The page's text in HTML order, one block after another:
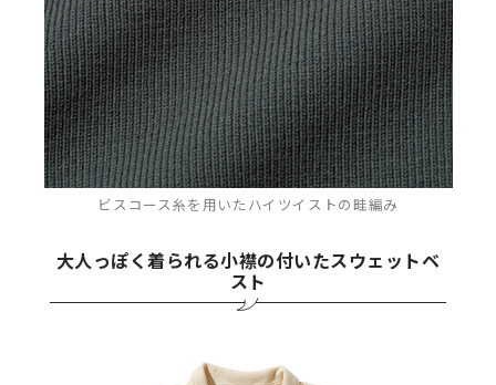
ビスコース糸を用いたハイツイストの畦編み
大人っぽく着られる小襟の付いたスウェットベ
スト